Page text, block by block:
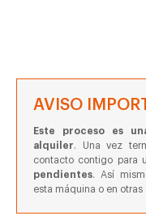
AVISO
Este proceso es
alquiler. Una vez
contacto contigo para
pendientes. Así
esta máquina o en otras